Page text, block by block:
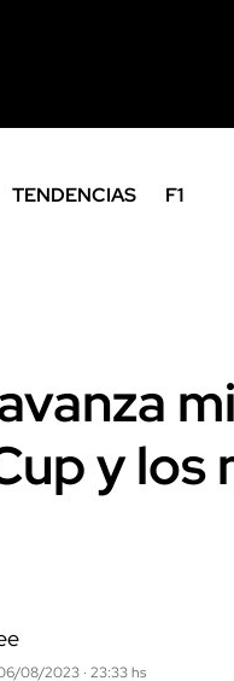
TENDENCIAS
F1
y los
08/2023 · 23:33 hs